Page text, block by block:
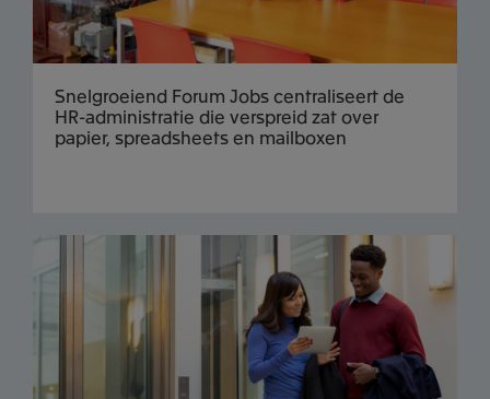
Snelgroeiend Forum Jobs centraliseert de
HR-administratie die verspreid zat over
papier, spreadsheets en mailboxen